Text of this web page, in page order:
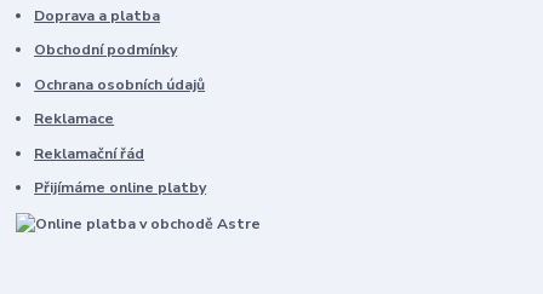
Doprava a platba
Obchodní podmínky
Ochrana osobních údajů
Reklamace
Reklamační řád
Přijímáme online platby